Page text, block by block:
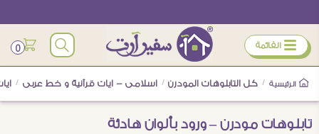
ÿ القائمة 0
الرئيسية / كل التابلوهات المودرن / اسلامى - ايات قرآنية و خط عربى /
تابلوهات مودرن – ورود بألوان هادئة